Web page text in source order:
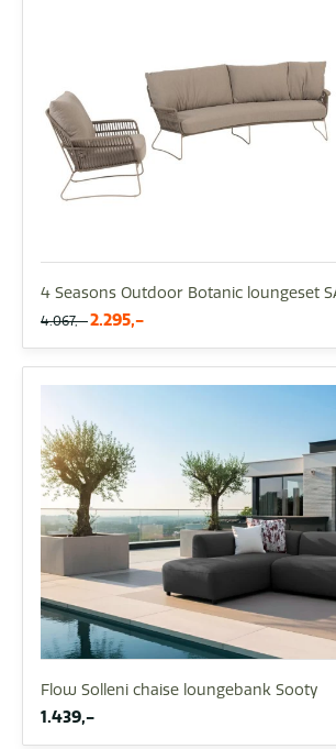
4 Seasons Outdoor Botanic loungeset
4.067,- 2.295,-
Flow Solleni chaise loungebank Sooty
1.439,-